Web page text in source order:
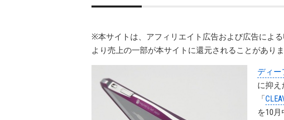
※本サイトは、アフィリエイト広告および広告によ
より売上の一部が本サイトに還元されることがありま
ディー
に抑え
「
を10